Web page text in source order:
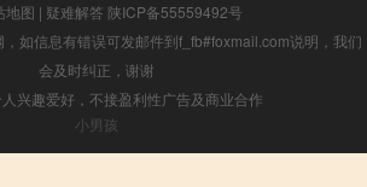
地图 | 疑难解答 陕ICP备55559492号
如信息有错误可发邮件到f_fb#foxmail.com说明，我们
会及时纠正，谢谢
兴趣爱好，不接盈利性广告及商业合作
小男孩